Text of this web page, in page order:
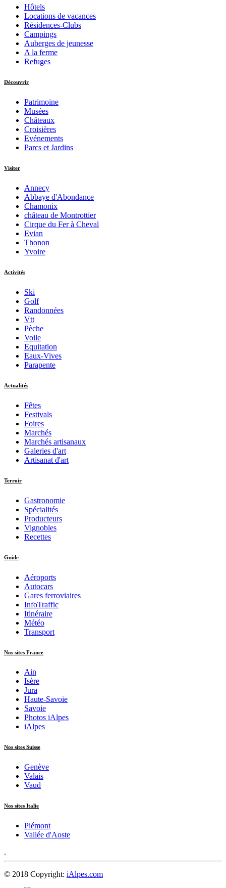
Hôtels
Locations de vacances
Résidences-Clubs
Campings
Auberges de jeunesse
A la ferme
Refuges
Découvrir
Patrimoine
Musées
Châteaux
Croisières
Evénements
Parcs et Jardins
Visiter
Annecy
Abbaye d'Abondance
Chamonix
château de Montrottier
Cirque du Fer à Cheval
Evian
Thonon
Yvoire
Activités
Ski
Golf
Randonnées
Vtt
Pèche
Voile
Equitation
Eaux-Vives
Parapente
Actualités
Fêtes
Festivals
Foires
Marchés
Marchés artisanaux
Galeries d'art
Artisanat d'art
Terroir
Gastronomie
Spécialités
Producteurs
Vignobles
Recettes
Guide
Aéroports
Autocars
Gares ferroviaires
InfoTraffic
Itinéraire
Météo
Transport
Nos sites France
Ain
Isère
Jura
Haute-Savoie
Savoie
Photos iAlpes
iAlpes
Nos sites Suisse
Genève
Valais
Vaud
Nos sites Italie
Piémont
Vallée d'Aoste
.
© 2018 Copyright: iAlpes.com